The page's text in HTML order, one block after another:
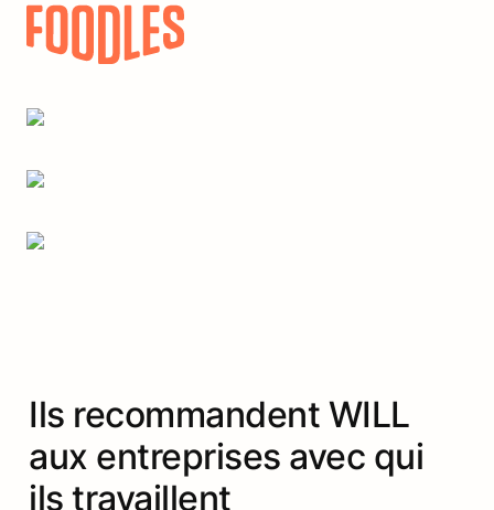
Ils recommandent WILL
aux entreprises avec qui
ils travaillent